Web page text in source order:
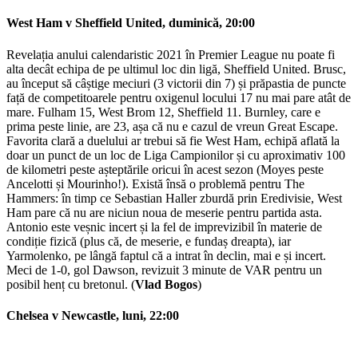
West Ham v Sheffield United, duminică, 20:00
Revelația anului calendaristic 2021 în Premier League nu poate fi
alta decât echipa de pe ultimul loc din ligă, Sheffield United. Brusc,
au început să câștige meciuri (3 victorii din 7) și prăpastia de puncte
față de competitoarele pentru oxigenul locului 17 nu mai pare atât de
mare. Fulham 15, West Brom 12, Sheffield 11. Burnley, care e
prima peste linie, are 23, așa că nu e cazul de vreun Great Escape.
Favorita clară a duelului ar trebui să fie West Ham, echipă aflată la
doar un punct de un loc de Liga Campionilor și cu aproximativ 100
de kilometri peste așteptările oricui în acest sezon (Moyes peste
Ancelotti și Mourinho!). Există însă o problemă pentru The
Hammers: în timp ce Sebastian Haller zburdă prin Eredivisie, West
Ham pare că nu are niciun noua de meserie pentru partida asta.
Antonio este veșnic incert și la fel de imprevizibil în materie de
condiție fizică (plus că, de meserie, e fundaș dreapta), iar
Yarmolenko, pe lângă faptul că a intrat în declin, mai e și incert.
Meci de 1-0, gol Dawson, revizuit 3 minute de VAR pentru un
posibil henț cu bretonul. (Vlad Bogos)
Chelsea v Newcastle, luni, 22:00